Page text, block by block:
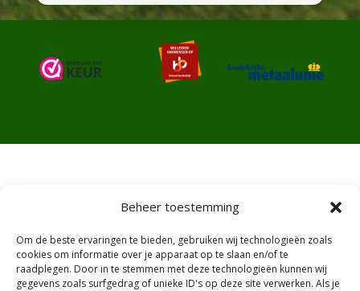
Beheer toestemming
Om de beste ervaringen te bieden, gebruiken wij technologieën zoals
cookies om informatie over je apparaat op te slaan en/of te
raadplegen. Door in te stemmen met deze technologieën kunnen wij
gegevens zoals surfgedrag of unieke ID's op deze site verwerken. Als je
Algemene voorwaarden
Ruilen en retourneren